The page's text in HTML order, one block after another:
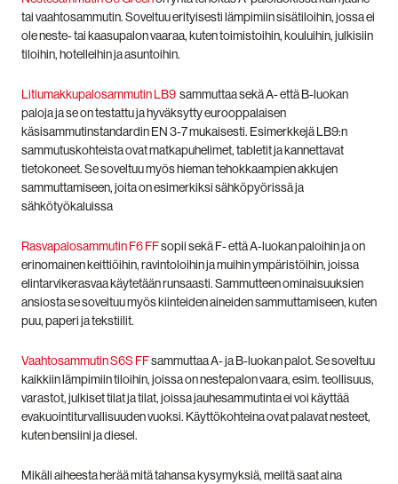
tai vaahtosammutin. Soveltuu erityisesti lämpimiin sisätiloihin, jossa ei
ole neste- tai kaasupalon vaaraa, kuten toimistoihin, kouluihin, julkisiin
tiloihin, hotelleihin ja asuntoihin.
Litiumakkupalosammutin LB9 sammuttaa sekä A- että B-luokan
paloja ja se on testattu ja hyväksytty eurooppalaisen
käsisammutinstandardin EN 3-7 mukaisesti. Esimerkkejä LB9:n
sammutuskohteista ovat matkapuhelimet, tabletit ja kannettavat
tietokoneet. Se soveltuu myös hieman tehokkaampien akkujen
sammuttamiseen, joita on esimerkiksi sähköpyörissä ja
sähkötyökaluissa
Rasvapalosammutin F6 FFsopii sekä F- että A-luokan paloihin ja on
erinomainen keittiöihin, ravintoloihin ja muihin ympäristöihin, joissa
elintarvikerasvaa käytetään runsaasti. Sammutteen ominaisuuksien
ansiosta se soveltuu myös kiinteiden aineiden sammuttamiseen, kuten
puu, paperi ja tekstiilit.
Vaahtosammutin S6S FFsammuttaa A- ja B-luokan palot. Se soveltuu
kaikkiin lämpimiin tiloihin, joissa on nestepalon vaara, esim. teollisuus,
varastot, julkiset tilat ja tilat, joissa jauhesammutinta ei voi käyttää
evakuointiturvallisuuden vuoksi. Käyttökohteina ovat palavat nesteet,
kuten bensiini ja diesel.
Mikäli aiheesta herää mitä tahansa kysymyksiä, meiltä saat aina